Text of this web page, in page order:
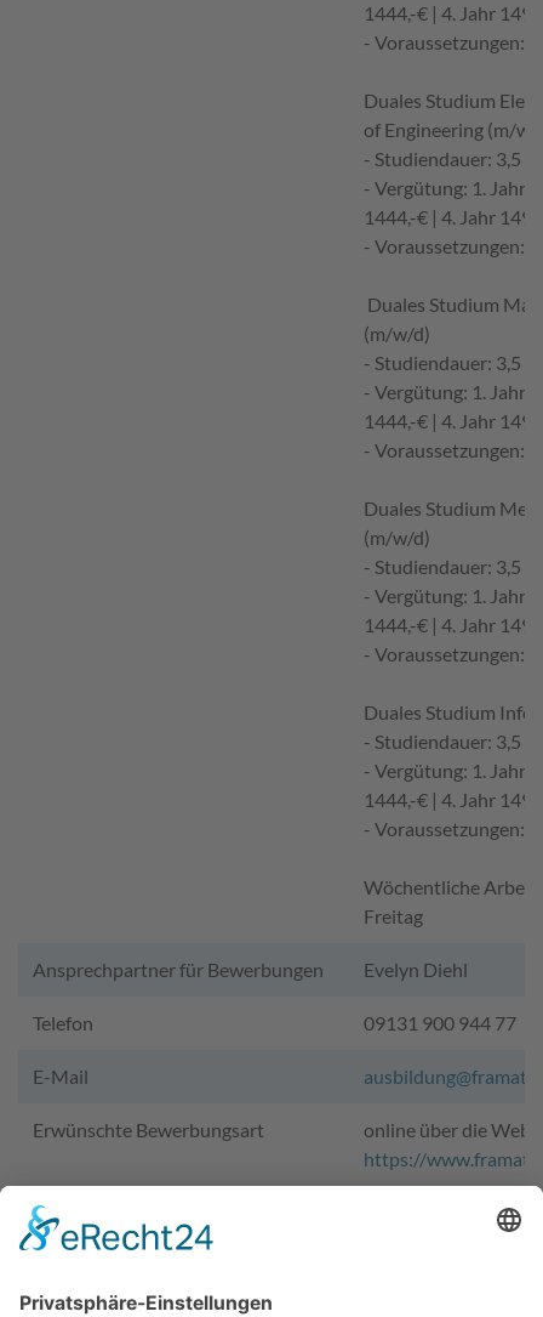
1444,-€ | 4. Jahr
- Voraussetzungen:
Duales Studium
of Engineering (m/w/
- Studiendauer: 3,5
- Vergütung: 1. Jahr
1444,-€ | 4. Jahr
- Voraussetzungen:
Duales Studium
(m/w/d)
- Studiendauer: 3,5
- Vergütung: 1. Jahr
1444,-€ | 4. Jahr
- Voraussetzungen:
Duales Studium
(m/w/d)
- Studiendauer: 3,5
- Vergütung: 1. Jahr
1444,-€ | 4. Jahr
- Voraussetzungen:
Duales Studium
- Studiendauer: 3,5
- Vergütung: 1. Jahr
1444,-€ | 4. Jahr
- Voraussetzungen:
Wöchentliche
Freitag
Ansprechpartner für Bewerbungen Evelyn Diehl
Telefon 09131 900 944 77
E-Mail
Erwünschte Bewerbungsart
online über die
https://
Testimonials von Azubis
Industriekaufmann/